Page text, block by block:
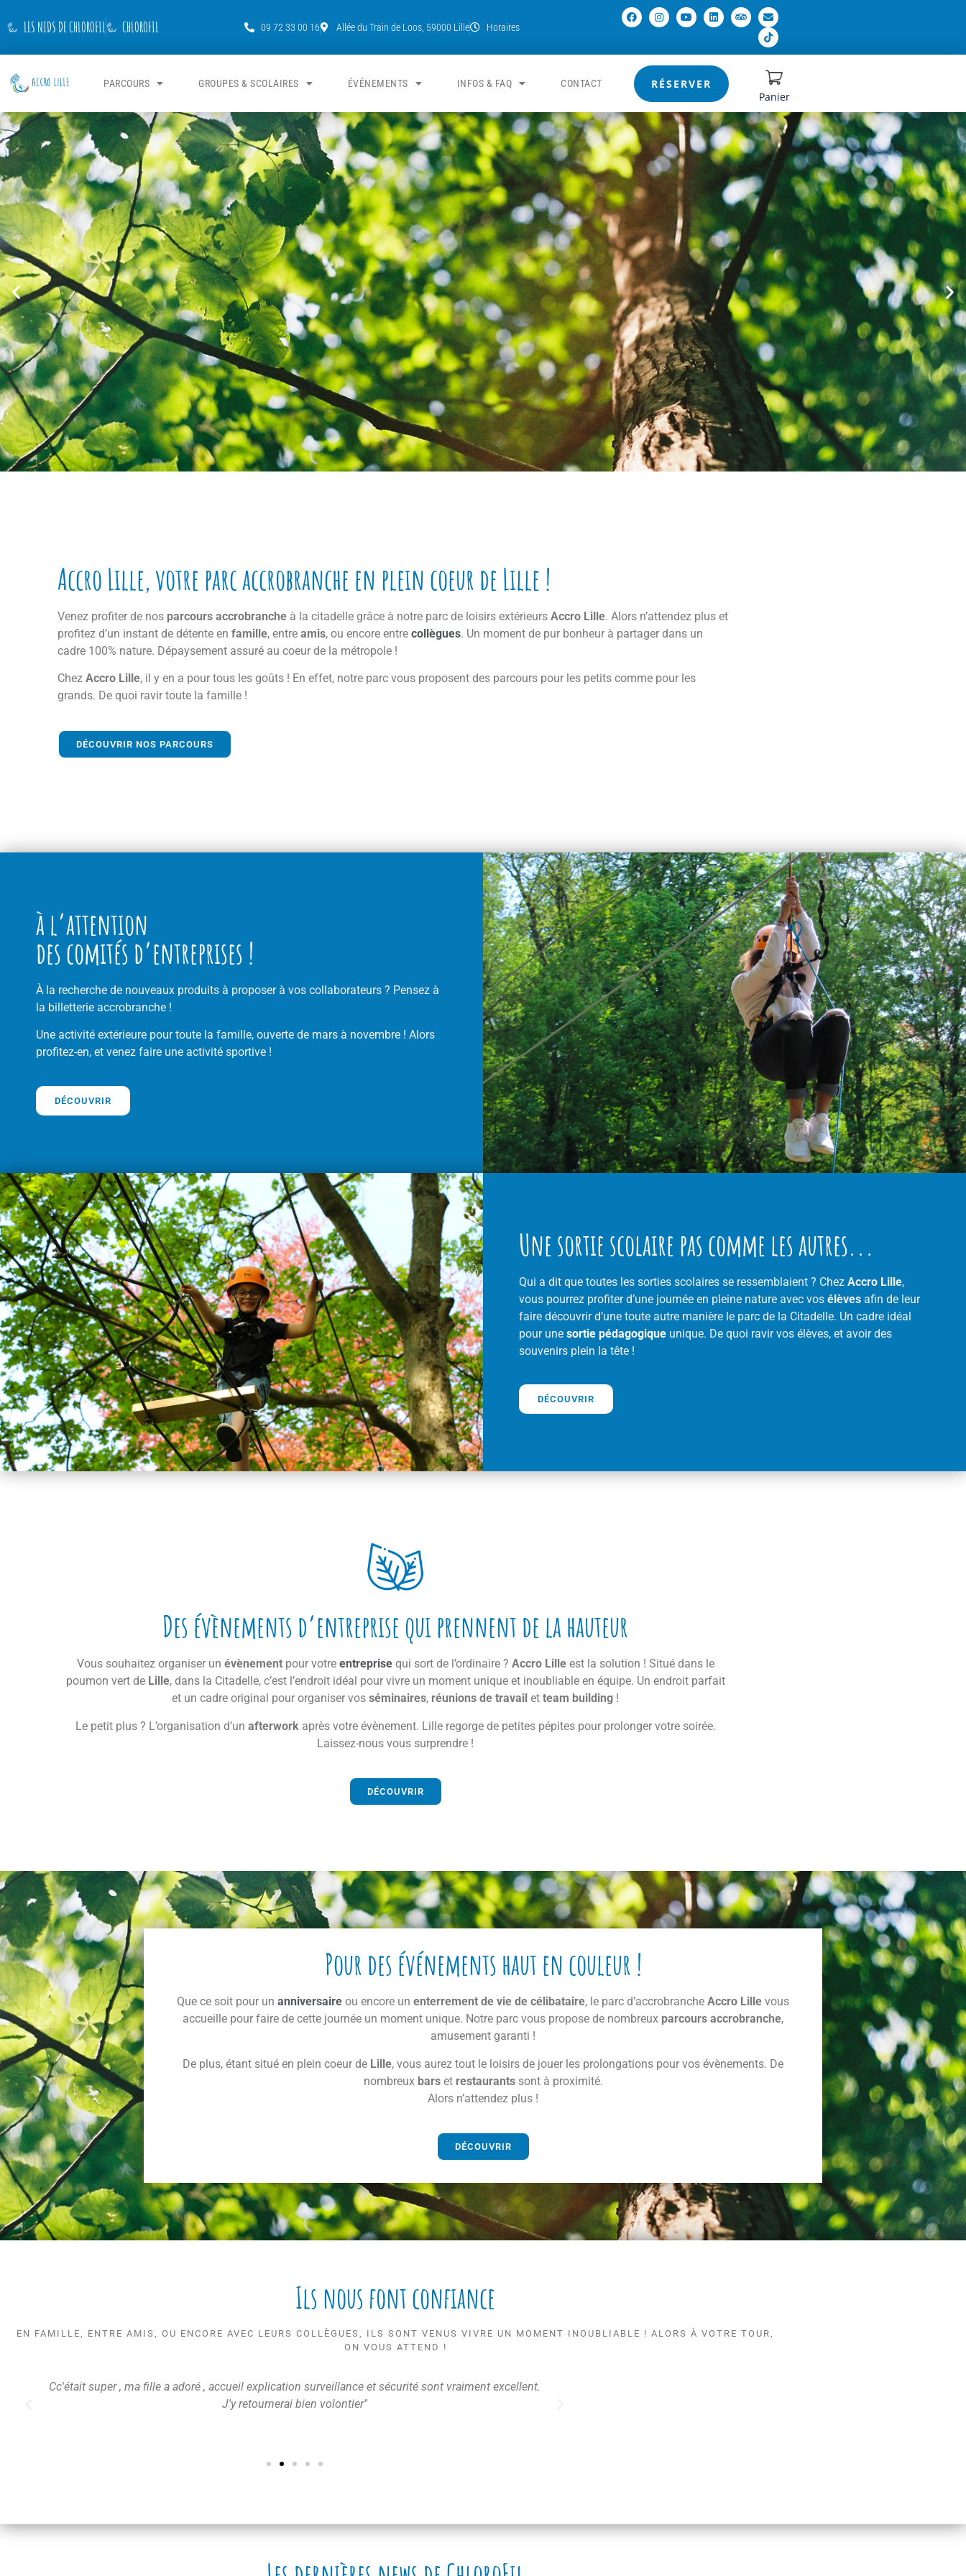
LES NIDS DE CHLOROFIL CHLOROFIL 09 72 33 00 16 Allée du Train de Loos, 59000 Lille Horaires
PARCOURS GROUPES & SCOLAIRES ÉVÉNEMENTS INFOS & FAQ CONTACT
RÉSERVER
Panier
vos sorties dès maintenant.
DE L’ACCROBRANCHE OU BIEN DE LA COURSE D’ORIENTATION ?
Accro Lille, votre parc accrobranche en plein coeur de Lille !
Venez profiter de nos parcours accrobranche à la citadelle grâce à notre parc de loisirs extérieurs Accro Lille. Alors n’attendez plus et
profitez d’un instant de détente en famille, entre amis, ou encore entre collègues. Un moment de pur bonheur à partager dans un
cadre 100% nature. Dépaysement assuré au coeur de la métropole !
Chez Accro Lille, il y en a pour tous les goûts ! En effet, notre parc vous proposent des parcours pour les petits comme pour les
grands. De quoi ravir toute la famille !
DÉCOUVRIR NOS PARCOURS
à l’attention
des comités d’entreprises !
À la recherche de nouveaux produits à proposer à vos collaborateurs ? Pensez à
la billetterie accrobranche !
Une activité extérieure pour toute la famille, ouverte de mars à novembre ! Alors
profitez-en, et venez faire une activité sportive !
DÉCOUVRIR
Une sortie scolaire pas comme les autres...
Qui a dit que toutes les sorties scolaires se ressemblaient ? Chez Accro Lille,
vous pourrez profiter d’une journée en pleine nature avec vos élèves afin de leur
faire découvrir d’une toute autre manière le parc de la Citadelle. Un cadre idéal
pour une sortie pédagogique unique. De quoi ravir vos élèves, et avoir des
souvenirs plein la tête !
DÉCOUVRIR
Des évènements d’entreprise qui prennent de la hauteur
Vous souhaitez organiser un évènementpour votre entreprisequi sort de l’ordinaire ? Accro Lilleest la solution ! Situé dans le
poumon vert de Lille, dans la Citadelle, c’est l’endroit idéal pour vivre un moment unique et inoubliable en équipe. Un endroit parfait
et un cadre original pour organiser vos séminaires, réunions de travail et team building !
Le petit plus ? L’organisation d’un afterwork après votre évènement. Lille regorge de petites pépites pour prolonger votre soirée.
Laissez-nous vous surprendre !
DÉCOUVRIR
Pour des événements haut en couleur !
Que ce soit pour un anniversaire ou encore un enterrement de vie de célibataire, le parc d’accrobranche Accro Lille vous
accueille pour faire de cette journée un moment unique. Notre parc vous propose de nombreux parcours accrobranche,
amusement garanti !
De plus, étant situé en plein coeur de Lille, vous aurez tout le loisirs de jouer les prolongations pour vos évènements. De
nombreux barset restaurantssont à proximité.
Alors n’attendez plus !
DÉCOUVRIR
Ils nous font confiance
EN FAMILLE, ENTRE AMIS, OU ENCORE AVEC LEURS COLLÈGUES, ILS SONT VENUS VIVRE UN MOMENT INOUBLIABLE ! ALORS À VOTRE TOUR,
ON VOUS ATTEND !
Cc'était super , ma fille a adoré , accueil explication surveillance et sécurité sont vraiment excellent.
J'y retournerai bien volontier"